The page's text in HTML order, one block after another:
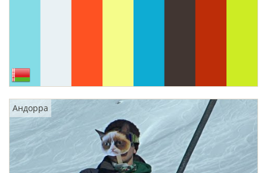
Андорра